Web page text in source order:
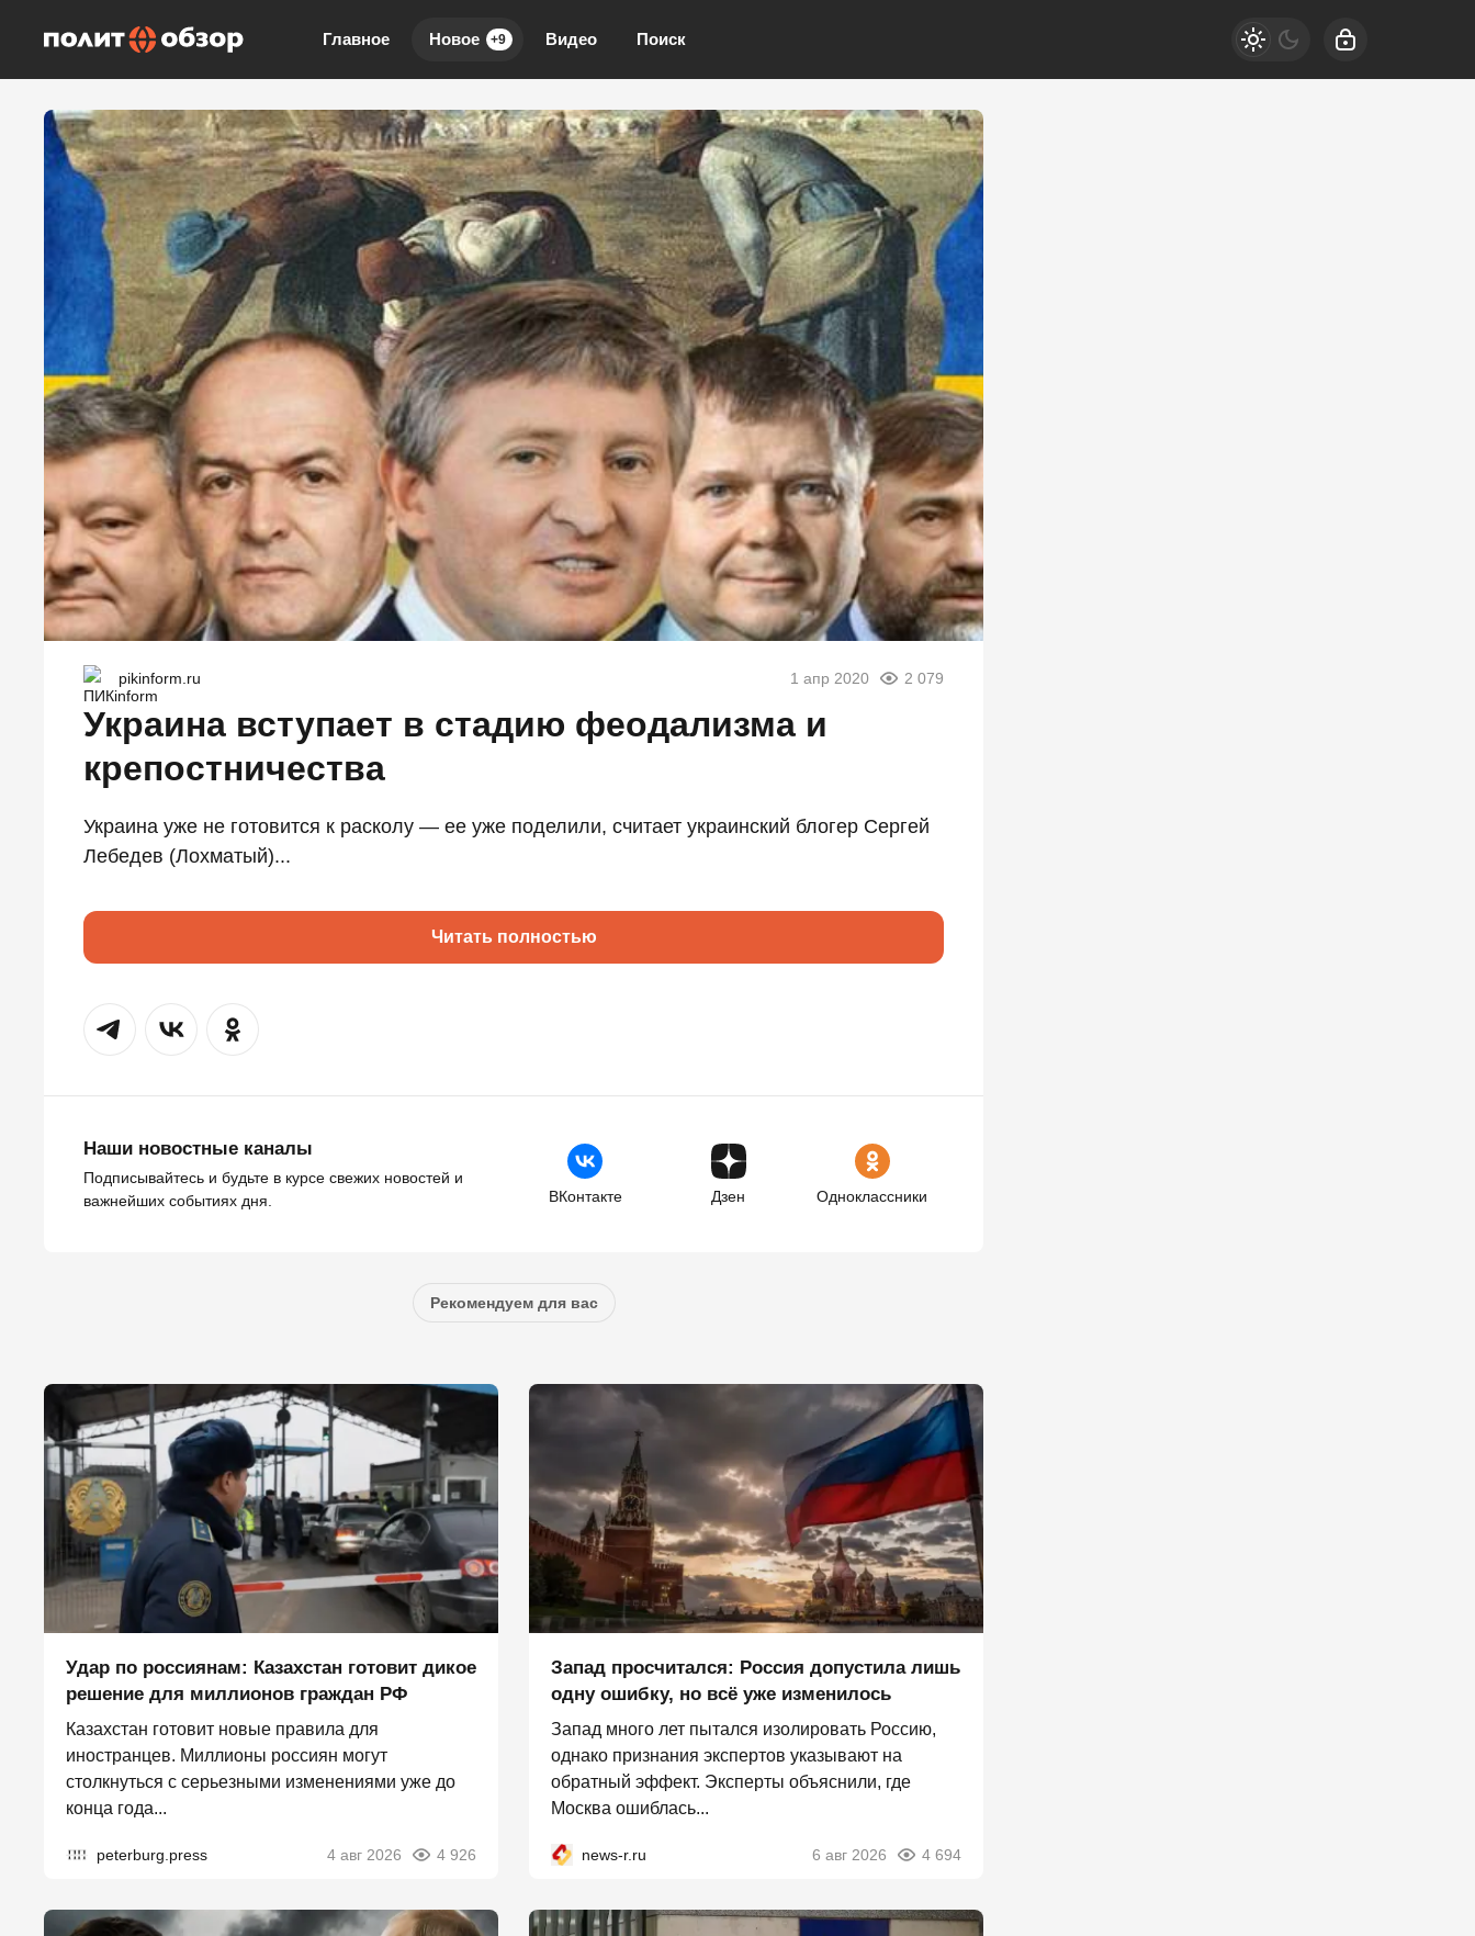
Главное Новое +9 Видео Поиск
pikinform.ru 1 апр 2020 2 079
Украина вступает в стадию феодализма и
крепостничества
Украина уже не готовится к расколу — ее уже поделили, считает украинский блогер Сергей
Лебедев (Лохматый)...
Читать полностью
Наши новостные каналы
Подписывайтесь и будьте в курсе свежих новостей и
важнейших событиях дня.
ВКонтакте Дзен Одноклассники
Рекомендуем для вас
Удар по россиянам: Казахстан готовит дикое
решение для миллионов граждан РФ
Казахстан готовит новые правила для
иностранцев. Миллионы россиян могут
столкнуться с серьезными изменениями уже до
конца года...
peterburg.press 4 авг 2026 4 926
Запад просчитался: Россия допустила лишь
одну ошибку, но всё уже изменилось
Запад много лет пытался изолировать Россию,
однако признания экспертов указывают на
обратный эффект. Эксперты объяснили, где
Москва ошиблась...
news-r.ru 6 авг 2026 4 694